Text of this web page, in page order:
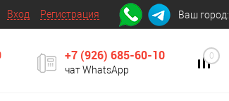
Вход Регистрация Ваш город:
+7 (926) 685-60-10
чат WhatsApp
0